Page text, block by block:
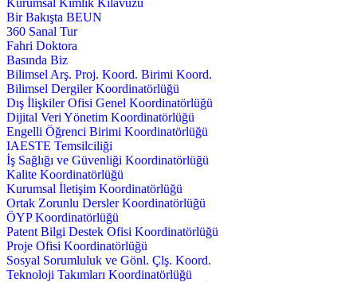
Kurumsal Kimlik Kılavuzu
Bir Bakışta BEUN
360 Sanal Tur
Fahri Doktora
Basında Biz
Bilimsel Arş. Proj. Koord. Birimi Koord.
Bilimsel Dergiler Koordinatörlüğü
Dış İlişkiler Ofisi Genel Koordinatörlüğü
Dijital Veri Yönetim Koordinatörlüğü
Engelli Öğrenci Birimi Koordinatörlüğü
IAESTE Temsilciliği
İş Sağlığı ve Güvenliği Koordinatörlüğü
Kalite Koordinatörlüğü
Kurumsal İletişim Koordinatörlüğü
Ortak Zorunlu Dersler Koordinatörlüğü
ÖYP Koordinatörlüğü
Patent Bilgi Destek Ofisi Koordinatörlüğü
Proje Ofisi Koordinatörlüğü
Sosyal Sorumluluk ve Gönl. Çlş. Koord.
Teknoloji Takımları Koordinatörlüğü